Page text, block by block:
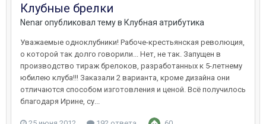
Клубные брелки
Nenarопубликовал тему в Клубная атрибутика
Уважаемые одноклубники! Рабоче-крестьянская революция,
о которой так долго говорили... Нет, не так. Запущен в
производство тираж брелоков, разработанных к 5-летнему
юбилею клуба!!! Заказали 2 варианта, кроме дизайна они
отличаются способом изготовления и ценой. Всё получилось
благодаря Ирине, су...